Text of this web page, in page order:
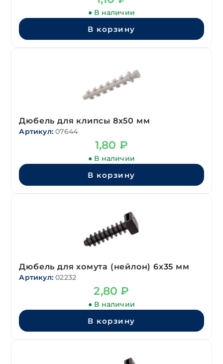
● В наличии
В корзину
Дюбель для клипсы 8х50 мм
Артикул: 07644
1,80 ₽
● В наличии
В корзину
Дюбель для хомута (нейлон) 6х35 мм
Артикул: 02232
2,80₽
● В наличии
В корзину